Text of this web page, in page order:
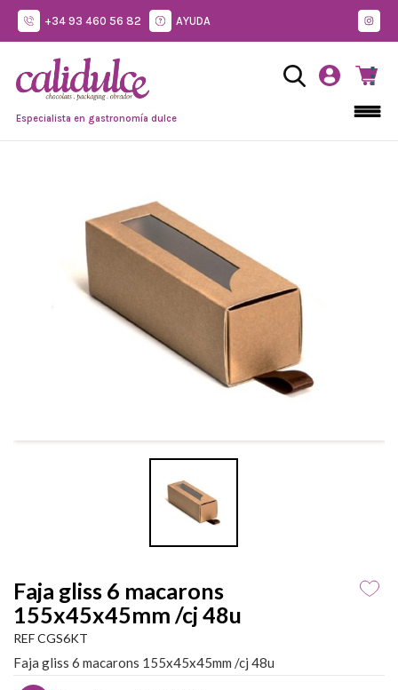
+34 93 460 56 82 AYUDA
Especialista en gastronomía dulce
Faja gliss 6 macarons
155x45x45mm /cj 48u
REF CGS6KT
Faja gliss 6 macarons 155x45x45mm /cj 48u